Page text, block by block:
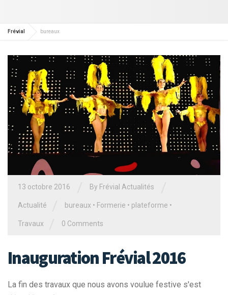
Frévial bureaux
13 octobre 2016 By Frévial Actualités
Actualité bureaux • Formerie • plateforme •
Travaux 0 Comments
Inauguration Frévial 2016
La fin des travaux que nous avons voulue festive s'est